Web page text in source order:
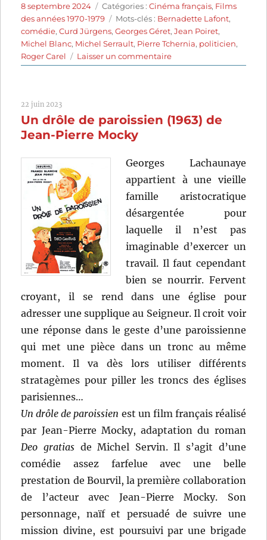
Publié
le
8 septembre 2024 Catégories
Catégories :Cinéma français, Films
des années 1970-1979
Étiquettes
Mots-clés : Bernadette Lafont,
comédie,Curd Jürgens,Georges Géret,Jean Poiret,
Michel Blanc, Michel Serrault, Pierre Tchernia, politicien,
Roger Carel
Laisser un commentairesur
La
(1979)
22 juin 2023
Un drôle de paroissien (1963) de
Jean-Pierre Mocky
Georges Lachaunaye
appartient à une vieille
famille aristocratique
désargentée pour
laquelle il n’est pas
imaginable d’exercer un
travail. Il faut cependant
bien se nourrir. Fervent
croyant, il se rend dans une église pour
adresser une supplique au Seigneur. Il croit voir
une réponse dans le geste d’une paroissienne
qui met une pièce dans un tronc au même
moment. Il va dès lors utiliser différents
stratagèmes pour piller les troncs des églises
parisiennes…
Un drôle de paroissien est un film français réalisé
par Jean-Pierre Mocky, adaptation du roman
Deo gratiasde Michel Servin. Il s’agit d’une
comédie assez farfelue avec une belle
prestation de Bourvil, la première collaboration
de l’acteur avec Jean-Pierre Mocky. Son
personnage, naïf et persuadé de suivre une
mission divine, est poursuivi par une brigade